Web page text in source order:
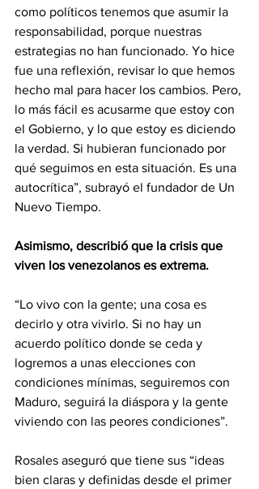
como políticos tenemos que asumir la
responsabilidad, porque nuestras
estrategias no han funcionado. Yo hice
fue una reflexión, revisar lo que hemos
hecho mal para hacer los cambios. Pero,
lo más fácil es acusarme que estoy con
el Gobierno, y lo que estoy es diciendo
la verdad. Si hubieran funcionado por
qué seguimos en esta situación. Es una
autocrítica”, subrayó el fundador de Un
Nuevo Tiempo.
Asimismo, describió que la crisis que
viven los venezolanos es extrema.
“Lo vivo con la gente; una cosa es
decirlo y otra vivirlo. Si no hay un
acuerdo político donde se ceda y
logremos a unas elecciones con
condiciones mínimas, seguiremos con
Maduro, seguirá la diáspora y la gente
viviendo con las peores condiciones”.
Rosales aseguró que tiene sus “ideas
bien claras y definidas desde el primer